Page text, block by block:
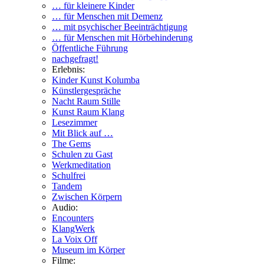
… für kleinere Kinder
… für Menschen mit Demenz
… mit psychischer Beeinträchtigung
… für Menschen mit Hörbehinderung
Öffentliche Führung
nachgefragt!
Erlebnis:
Kinder Kunst Kolumba
Künstlergespräche
Nacht Raum Stille
Kunst Raum Klang
Lesezimmer
Mit Blick auf …
The Gems
Schulen zu Gast
Werkmeditation
Schulfrei
Tandem
Zwischen Körpern
Audio:
Encounters
KlangWerk
La Voix Off
Museum im Körper
Filme: